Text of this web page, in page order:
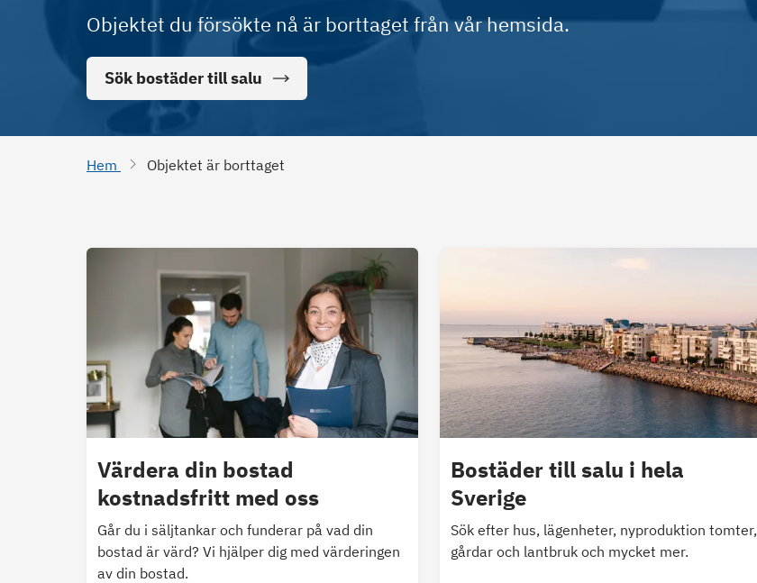
Objektet du försökte nå är borttaget från vår hemsida.
Sök bostäder till salu
Hem Objektet är borttaget
Värdera din bostad
kostnadsfritt med oss
Går du i säljtankar och funderar på vad din
bostad är värd? Vi hjälper dig med värderingen
av din bostad.
Bostäder till salu i hela
Sverige
Sök efter hus, lägenheter, nyproduktion tomter,
gårdar och lantbruk och mycket mer.